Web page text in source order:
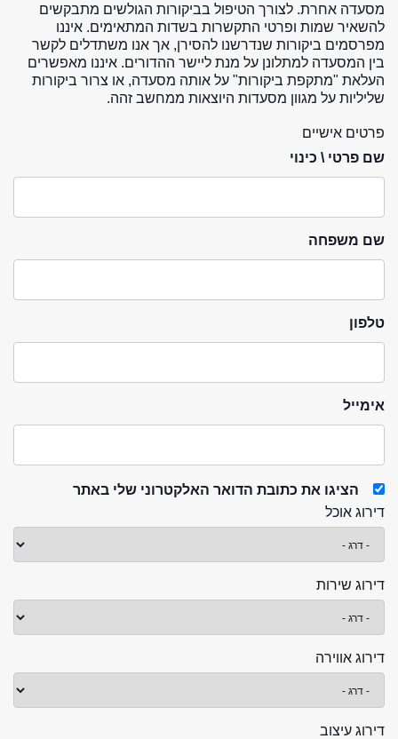
מסעדה אחרת. לצורך הטיפול בביקורות הגולשים מתבקשים
להשאיר שמות ופרטי התקשרות בשדות המתאימים. איננו
מפרסמים ביקורות שנדרשנו להסירן, אך אנו משתדלים לקשר
בין המסעדה למתלונן על מנת ליישר ההדורים. איננו מאפשרים
העלאת "מתקפת ביקורות" על אותה מסעדה, או צרור ביקורות
שליליות על מגוון מסעדות היוצאות ממחשב זהה.
פרטים אישיים
שם פרטי \ כינוי
שם משפחה
טלפון
אימייל
הציגו את כתובת הדואר האלקטרוני שלי באתר
דירוג אוכל
דירוג שירות
דירוג אווירה
דירוג עיצוב